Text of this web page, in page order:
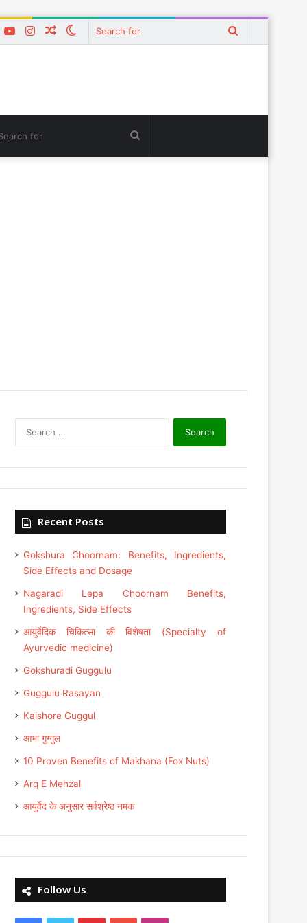
Search
Switch
Random
Instagram
YouTube
Search
Recent Posts
Gokshura Choornam: Benefits, Ingredients,
Side Effects and Dosage
Nagaradi Lepa Choornam Benefits,
Ingredients, Side Effects
आयुर्वेदिक चिकित्सा की विशेषता (Specialty of
Ayurvedic medicine)
Gokshuradi Guggulu
Guggulu Rasayan
Kaishore Guggul
आभा गुग्गुल
10 Proven Benefits of Makhana (Fox Nuts)
Arq E Mehzal
आयुर्वेद के अनुसार सर्वश्रेष्ठ नमक
Follow Us